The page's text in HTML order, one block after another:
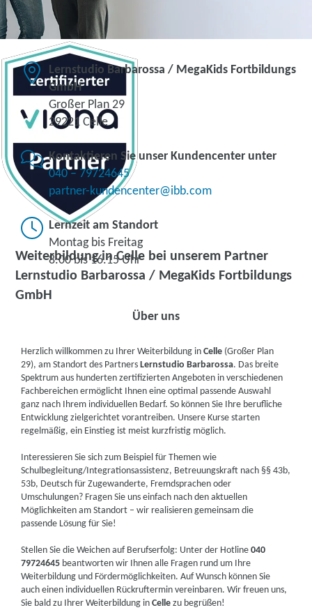
Weiterbildung in Celle bei unserem Partner
Lernstudio Barbarossa / MegaKids Fortbildungs
GmbH
Lernstudio Barbarossa / MegaKids Fortbildungs
GmbH
Großer Plan 29
29221 Celle
Kontaktieren Sie unser Kundencenter unter
040 – 79724645
partner-kundencenter@ibb.com
Lernzeit am Standort
Montag bis Freitag
8.00 bis 16.15 Uhr
Über uns
Herzlich willkommen zu Ihrer Weiterbildung inCelle (Großer Plan
29), am Standort des PartnersLernstudio Barbarossa. Das breite
Spektrum aus hunderten zertifizierten Angeboten in verschiedenen
Fachbereichen ermöglicht Ihnen eine optimal passende Auswahl
ganz nach Ihrem individuellen Bedarf. So können Sie Ihre berufliche
Entwicklung zielgerichtet vorantreiben. Unsere Kurse starten
regelmäßig, ein Einstieg ist meist kurzfristig möglich.
Interessieren Sie sich zum Beispiel für Themen wie
Schulbegleitung/Integrationsassistenz, Betreuungskraft nach §§ 43b,
53b, Deutsch für Zugewanderte, Fremdsprachen oder
Umschulungen? Fragen Sie uns einfach nach den aktuellen
Möglichkeiten am Standort – wir realisieren gemeinsam die
passende Lösung für Sie!
Stellen Sie die Weichen auf Berufserfolg: Unter der Hotline040
79724645 beantworten wir Ihnen alle Fragen rund um Ihre
Weiterbildung und Fördermöglichkeiten. Auf Wunsch können Sie
auch einen individuellen Rückruftermin vereinbaren. Wir freuen uns,
Sie bald zu Ihrer Weiterbildung inCelle zu begrüßen!